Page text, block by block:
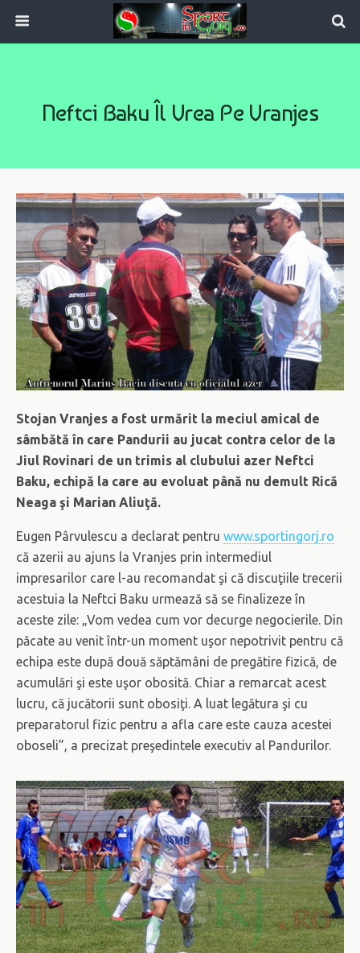
Neftci Baku Îl Vrea Pe Vranjes
Stojan Vranjes a fost urmărit la meciul amical de
sâmbătă în care Pandurii au jucat contra celor de la
Jiul Rovinari de un trimis al clubului azer Neftci
Baku, echipă la care au evoluat până nu demult Rică
Neaga şi Marian Aliuţă.
Eugen Pârvulescu a declarat pentru www.sportingorj.ro
că azerii au ajuns la Vranjes prin intermediul
impresarilor care l-au recomandat şi că discuţiile trecerii
acestuia la Neftci Baku urmează să se finalizeze în
aceste zile: „Vom vedea cum vor decurge negocierile. Din
păcate au venit într-un moment uşor nepotrivit pentru că
echipa este după două săptămâni de pregătire fizică, de
acumulări şi este uşor obosită. Chiar a remarcat acest
lucru, că jucătorii sunt obosiţi. A luat legătura şi cu
preparatorul fizic pentru a afla care este cauza acestei
oboseli”, a precizat preşedintele executiv al Pandurilor.